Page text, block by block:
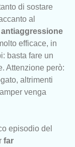
di sostare
al
efficace, in
basta fare un
Attenzione però:
altrimenti
venga
episodio del
far